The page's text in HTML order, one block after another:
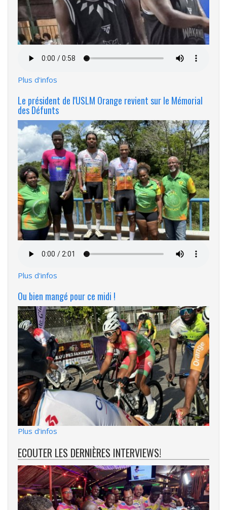
audio
Plus d'infos
Le président de l'USLM Orange revient sur le Mémorial
des Défunts
audio
Plus d'infos
Ou bien mangé pour ce midi !
Plus d'infos
ECOUTER LES DERNIÈRES INTERVIEWS!